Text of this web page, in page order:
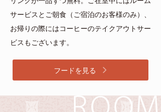
サービスとご朝食（ご宿泊のお客様のみ）、
お帰りの際にはコーヒーのテイクアウトサー
ビスもございます。
フードを見る